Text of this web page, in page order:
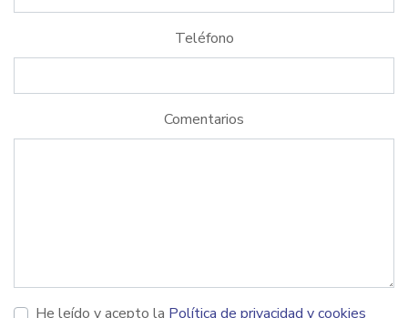
Teléfono
Comentarios
He leído y acepto la Política de privacidad y cookies